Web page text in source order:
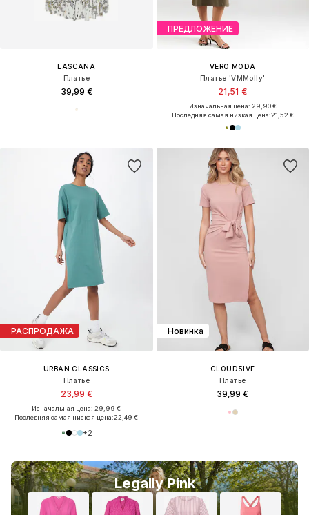
LASCANA
Платье
39,99 €
ПРЕДЛОЖЕНИЕ
VERO MODA
Платье 'VMMolly'
21,51 €
Изначальная цена: 29,90 €
Последняя самая низкая цена:21,52 €
РАСПРОДАЖА
URBAN CLASSICS
Платье
23,99 €
Изначальная цена: 29,99 €
Последняя самая низкая цена:22,49 €
+2
Legally Pink
Новинка
CLOUD5IVE
Платье
39,99 €